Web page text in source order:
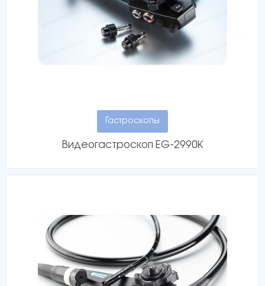
Гастроскопы
Видеогастроскоп EG-2990K
Отправить запрос
Прикрепить файл